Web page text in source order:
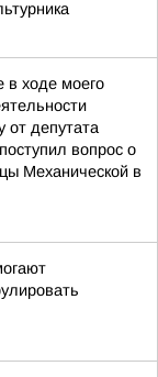
ходе моего
от депутата
вопрос о
Механической в